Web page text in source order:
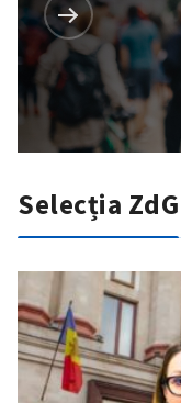
Selecția ZdG